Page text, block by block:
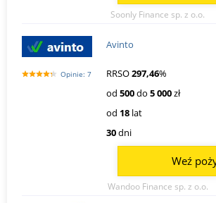
Soonly Finance sp. z o.o.
Opinie: 7
Avinto
RRSO297,46%
od 500do 5 000zł
od 18 lat
30dni
Wandoo Finance sp. z o.o.
Weź